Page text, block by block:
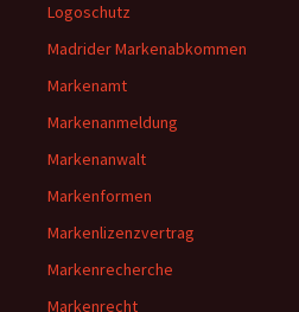
Logoschutz
Madrider Markenabkommen
Markenamt
Markenanmeldung
Markenanwalt
Markenformen
Markenlizenzvertrag
Markenrecherche
Markenrecht